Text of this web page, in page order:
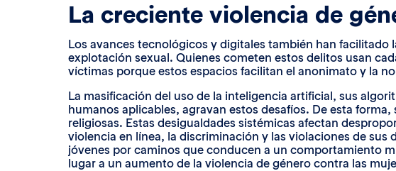
La creciente violencia de
Los avances tecnológicos y digitales también han
explotación sexual. Quienes cometen estos delitos usan
víctimas porque estos espacios facilitan el anonimato y la
La masificación del uso de la inteligencia artificial, sus
humanos aplicables, agravan estos desafíos. De esta
religiosas. Estas desigualdades sistémicas afectan
violencia en línea, la discriminación y las violaciones de
jóvenes por caminos que conducen a un comportamiento
lugar a un aumento de la violencia de género contra las